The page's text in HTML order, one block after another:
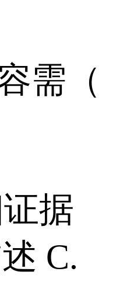
需（
据
C.